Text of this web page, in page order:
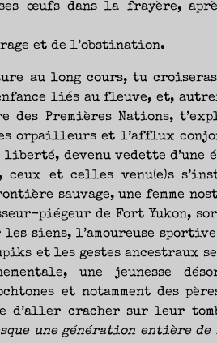
œufs dans la frayère,
et de l’obstination.
au long cours, tu
liés au fleuve, et,
des Premières Nations,
orpailleurs et l’afflux
liberté, devenu vedette d’une
et celles venu(e)s
sauvage, une femme
piégeur de Fort Yukon,
siens, l’amoureuse sportive
et les gestes ancestraux
une jeunesse
et notamment des
d’aller cracher sur leur
une génération entière